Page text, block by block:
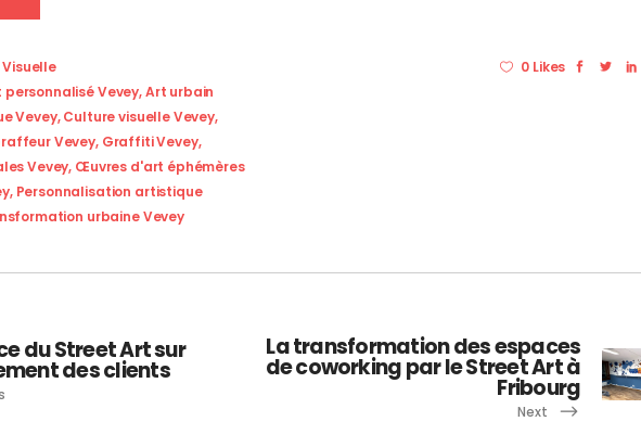
personnalisé Vevey,Art urbain
Vevey,Culture visuelle Vevey,
Vevey, Graffiti Vevey,
Vevey, Œuvres d'art éphémères
, Personnalisation artistique
urbaine Vevey
0 Likes
du Street Art sur
des clients
La transformation des espaces
de coworking par le Street Art à
Fribourg
Next